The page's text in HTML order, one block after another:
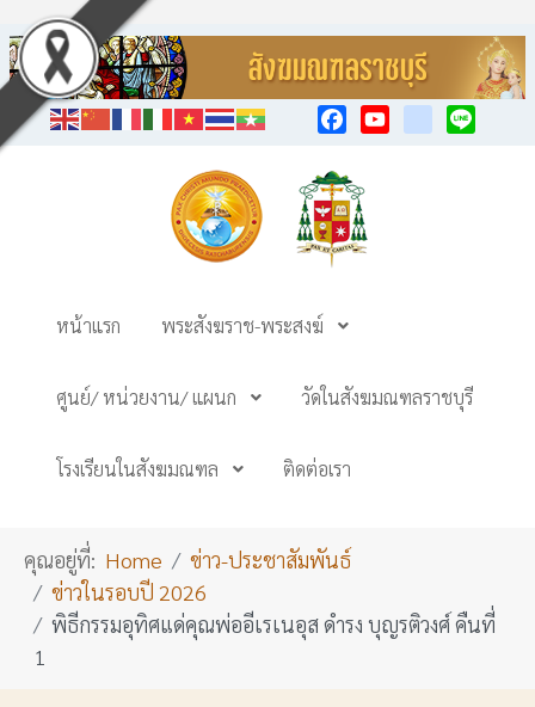
หน้าแรก พระสังฆราช-พระสงฆ์
ศูนย์/ หน่วยงาน/ แผนก วัดในสังฆมณฑลราชบุรี
โรงเรียนในสังฆมณฑล ติดต่อเรา
คุณอยู่ที่: Home
ข่าว-ประชาสัมพันธ์
ข่าวในรอบปี 2026
พิธีกรรมอุทิศแด่คุณพ่ออีเรเนอุส ดำรง บุญรติวงศ์ คืนที่
1